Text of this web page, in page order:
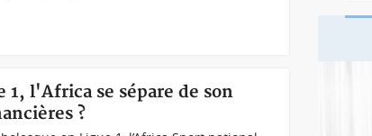
l'Africa se sépare de son
?